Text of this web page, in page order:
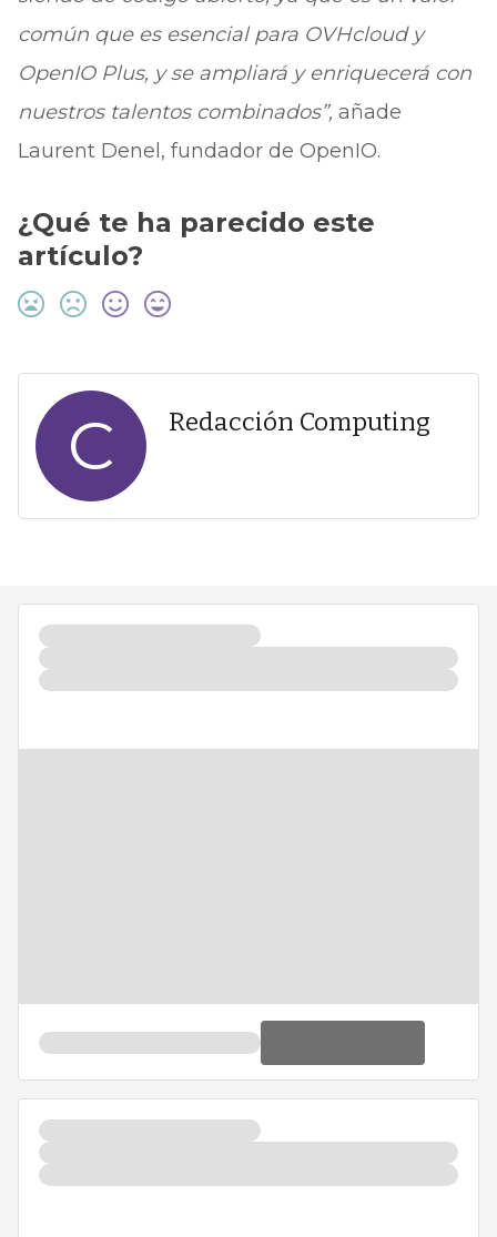
común que es esencial para OVHcloud y
OpenIO Plus, y se ampliará y enriquecerá con
nuestros talentos combinados”, añade
Laurent Denel, fundador de OpenIO.
¿Qué te ha parecido este
artículo?
C Redacción Computing